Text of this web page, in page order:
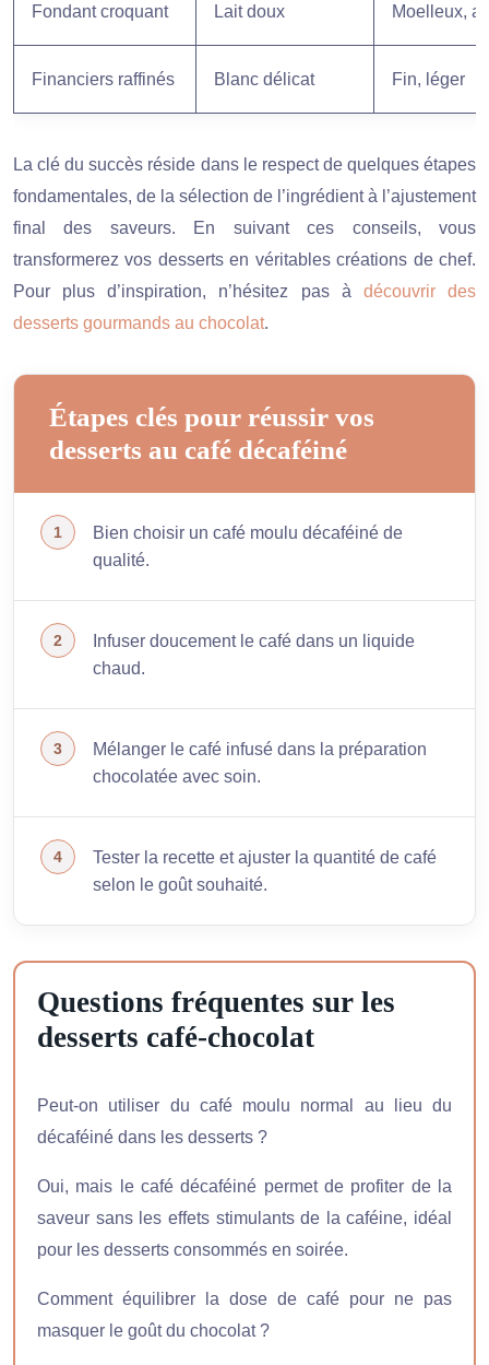
Fondant croquant Lait doux Moelleux,
Financiers raffinés Blanc délicat Fin, léger
La clé du succès réside dans le respect de quelques étapes
fondamentales, de la sélection de l’ingrédient à l’ajustement
final des saveurs. En suivant ces conseils, vous
transformerez vos desserts en véritables créations de chef.
Pour plus d’inspiration, n’hésitez pas à découvrir des
desserts gourmands au chocolat.
Étapes clés pour réussir vos
desserts au café décaféiné
Bien choisir un café moulu décaféiné de
qualité.
Infuser doucement le café dans un liquide
chaud.
Mélanger le café infusé dans la préparation
chocolatée avec soin.
Tester la recette et ajuster la quantité de café
selon le goût souhaité.
Questions fréquentes sur les
desserts café-chocolat
Peut-on utiliser du café moulu normal au lieu du
décaféiné dans les desserts ?
Oui, mais le café décaféiné permet de profiter de la
saveur sans les effets stimulants de la caféine, idéal
pour les desserts consommés en soirée.
Comment équilibrer la dose de café pour ne pas
masquer le goût du chocolat ?